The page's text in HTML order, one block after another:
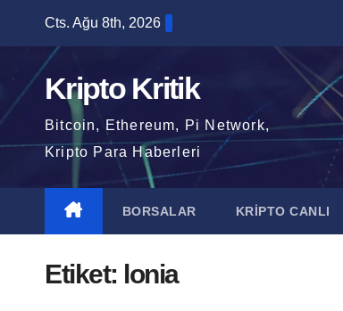
content
Cts. Ağu 8th, 2026
Kripto Kritik
Bitcoin, Ethereum, Pi Network,
Kripto Para Haberleri
BORSALAR KRİPTO CANLI
Etiket: lonia